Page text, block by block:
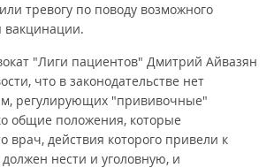
тревогу по поводу возможного
вакцинации.
"Лиги пациентов" Дмитрий Айвазян
что в законодательстве нет
регулирующих "прививочные"
общие положения, которые
врач, действия которого привели к
нести и уголовную, и